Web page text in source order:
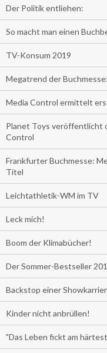
Der Politik entliehen:
So macht man einen
TV-Konsum 2019
Megatrend der
Media Control ermittelt
Planet Toys veröffentlicht
Control
Frankfurter Buchmesse:
Titel
Leichtathletik-WM im TV
Leck mich!
Boom der Klimabücher!
Der Sommer-Bestseller
Backstop einer
Kinder nicht anbrüllen!
"Das Leben fickt am